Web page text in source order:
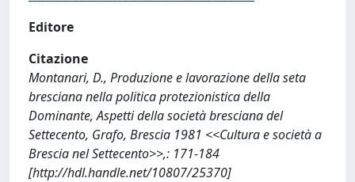
Editore
Citazione
Montanari, D., Produzione e lavorazione della seta
bresciana nella politica protezionistica della
Dominante, Aspetti della società bresciana del
Settecento, Grafo, Brescia 1981 <<Cultura e società a
Brescia nel Settecento>>,: 171-184
[http://hdl.handle.net/10807/25370]